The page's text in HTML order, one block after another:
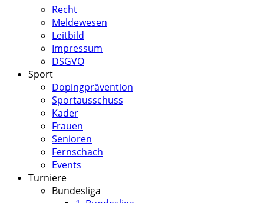
Recht
Meldewesen
Leitbild
Impressum
DSGVO
Sport
Dopingprävention
Sportausschuss
Kader
Frauen
Senioren
Fernschach
Events
Turniere
Bundesliga